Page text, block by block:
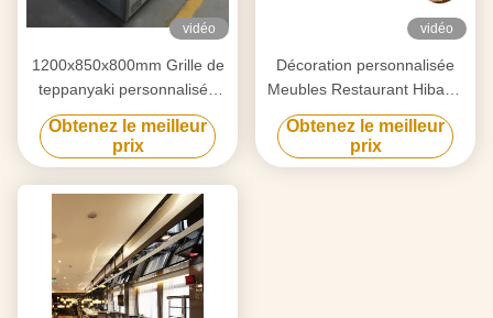
vidéo
1200x850x800mm Grille de
teppanyaki personnalisée
pour les meubles de
décoration
Obtenez le meilleur
prix
vidéo
Décoration personnalisée
Meubles Restaurant Hibachi
Grill Surface de cuisson
plate
Obtenez le meilleur
prix